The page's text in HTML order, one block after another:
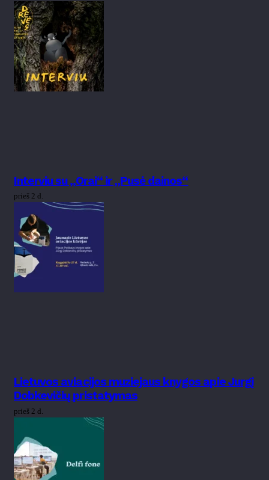
Interviu su „Orai“ ir „Pusė dainos“
prieš 2 d.
Lietuvos aviacijos muziejaus knygos apie Jurgį
Dobkevičių pristatymas
prieš 2 d.